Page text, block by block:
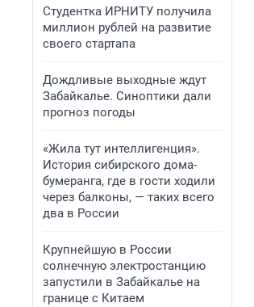
Студентка ИРНИТУ получила
миллион рублей на развитие
своего стартапа
Дождливые выходные ждут
Забайкалье. Синоптики дали
прогноз погоды
«Жила тут интеллигенция».
История сибирского дома-
бумеранга, где в гости ходили
через балконы, — таких всего
два в России
Крупнейшую в России
солнечную электростанцию
запустили в Забайкалье на
границе с Китаем